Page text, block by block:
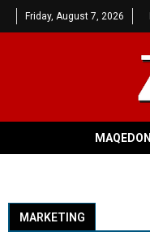
Friday, August 7, 2026
MAQEDONI
MARKETING